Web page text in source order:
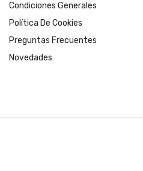
Condiciones Generales
Política De Cookies
Preguntas Frecuentes
Novedades